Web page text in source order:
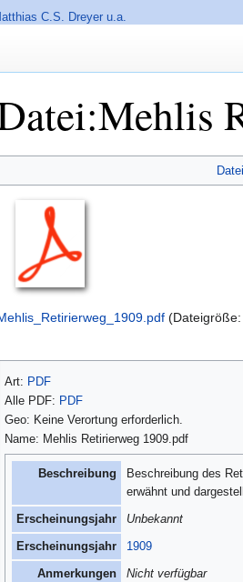
C.S. Dreyer u.a.
springen
springen
Art: PDF
Alle PDF: PDF
Geo: Keine Verortung erforderlich.
Name: Mehlis Retirierweg 1909.pdf
Beschreibung
Beschreibung des
erwähnt und
Erscheinungsjahr Unbekannt
Erscheinungsjahr 1909
Anmerkungen Nicht verfügbar